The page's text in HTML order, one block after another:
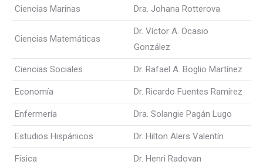
Ciencias Marinas Dra. Johana Rotterova
Ciencias Matemáticas
Dr. Víctor A. Ocasio
González
Ciencias Sociales Dr. Rafael A. Boglio Martínez
Economía Dr. Ricardo Fuentes Ramírez
Enfermería Dra. Solangie Pagán Lugo
Estudios Hispánicos Dr. Hilton Alers Valentín
Física Dr. Henri Radovan